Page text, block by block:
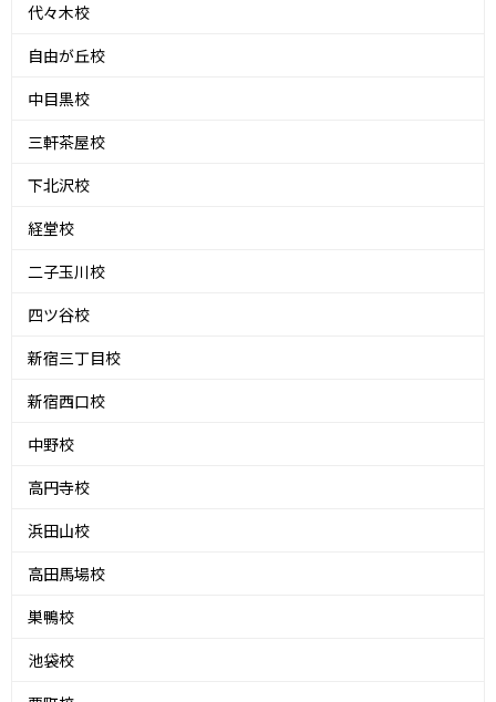
代々木校
自由が丘校
中目黒校
三軒茶屋校
下北沢校
経堂校
二子玉川校
四ツ谷校
新宿三丁目校
新宿西口校
中野校
高円寺校
浜田山校
高田馬場校
巣鴨校
池袋校